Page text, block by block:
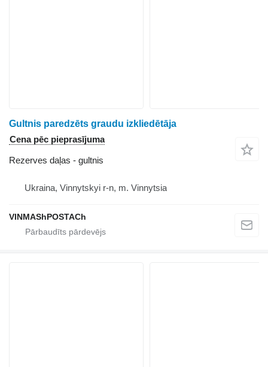
Gultnis paredzēts graudu izkliedētāja
Cena pēc pieprasījuma
Rezerves daļas - gultnis
Ukraina, Vinnytskyi r-n, m. Vinnytsia
VINMAShPOSTACh